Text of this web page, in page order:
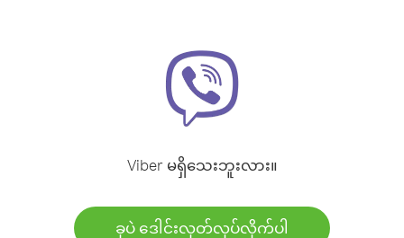
Viber မရှိသေးဘူးလား။
ခုပဲ ဒေါင်းလုတ်လုပ်လိုက်ပါ